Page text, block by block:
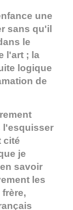
une
sans qu'il
le
l'art ; la
logique
de
l'esquisser
cité
je
savoir
les